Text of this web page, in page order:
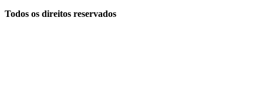
Todos os direitos reservados